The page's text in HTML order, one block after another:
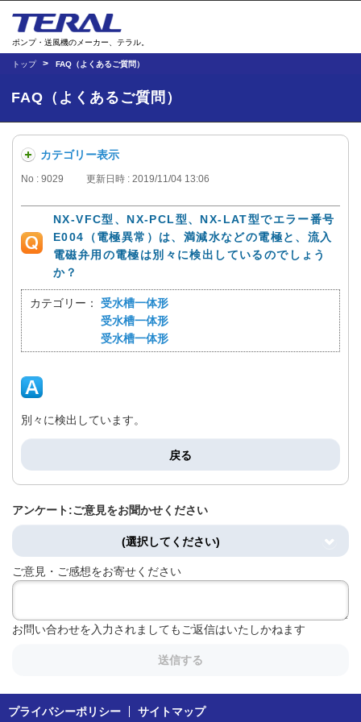
ポンプ・送風機のメーカー、テラル。
トップ FAQ（よくあるご質問）
FAQ（よくあるご質問）
カテゴリー表示
No : 9029 更新日時 : 2019/11/04 13:06
NX-VFC型、NX-PCL型、NX-LAT型でエラー番号
E004（電極異常）は、満減水などの電極と、流入
電磁弁用の電極は別々に検出しているのでしょう
か？
カテゴリー：
受水槽一体形
受水槽一体形
受水槽一体形
別々に検出しています。
戻る
アンケート:ご意見をお聞かせください
(選択してください)
ご意見・ご感想をお寄せください
お問い合わせを入力されましてもご返信はいたしかねます
送信する
プライバシーポリシー サイトマップ